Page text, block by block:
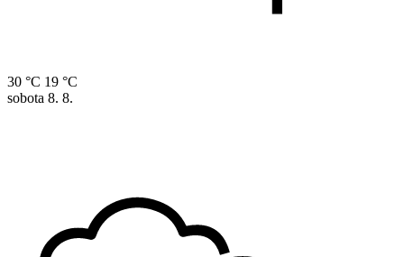
30 °C 19 °C
sobota 8. 8.